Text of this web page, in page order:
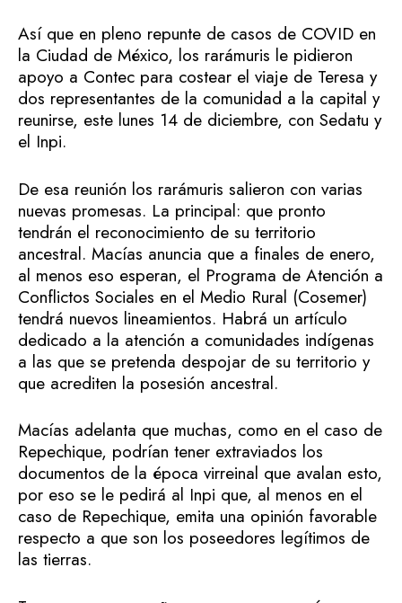
Así que en pleno repunte de casos de COVID en
la Ciudad de México, los rarámuris le pidieron
apoyo a Contec para costear el viaje de Teresa y
dos representantes de la comunidad a la capital y
reunirse, este lunes 14 de diciembre, con Sedatu y
el Inpi.
De esa reunión los rarámuris salieron con varias
nuevas promesas. La principal: que pronto
tendrán el reconocimiento de su territorio
ancestral. Macías anuncia que a finales de enero,
al menos eso esperan, el Programa de Atención a
Conflictos Sociales en el Medio Rural (Cosemer)
tendrá nuevos lineamientos. Habrá un artículo
dedicado a la atención a comunidades indígenas
a las que se pretenda despojar de su territorio y
que acrediten la posesión ancestral.
Macías adelanta que muchas, como en el caso de
Repechique, podrían tener extraviados los
documentos de la época virreinal que avalan esto,
por eso se le pedirá al Inpi que, al menos en el
caso de Repechique, emita una opinión favorable
respecto a que son los poseedores legítimos de
las tierras.